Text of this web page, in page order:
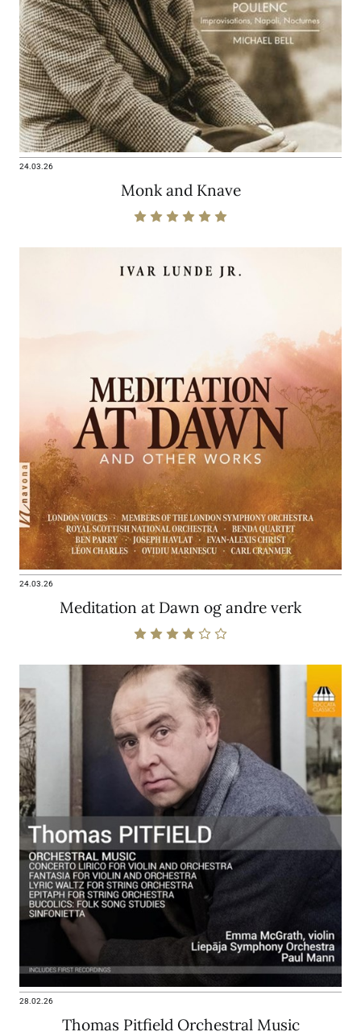
24.03.26
Monk and Knave
24.03.26
Meditation at Dawn og andre verk
28.02.26
Thomas Pitfield Orchestral Music